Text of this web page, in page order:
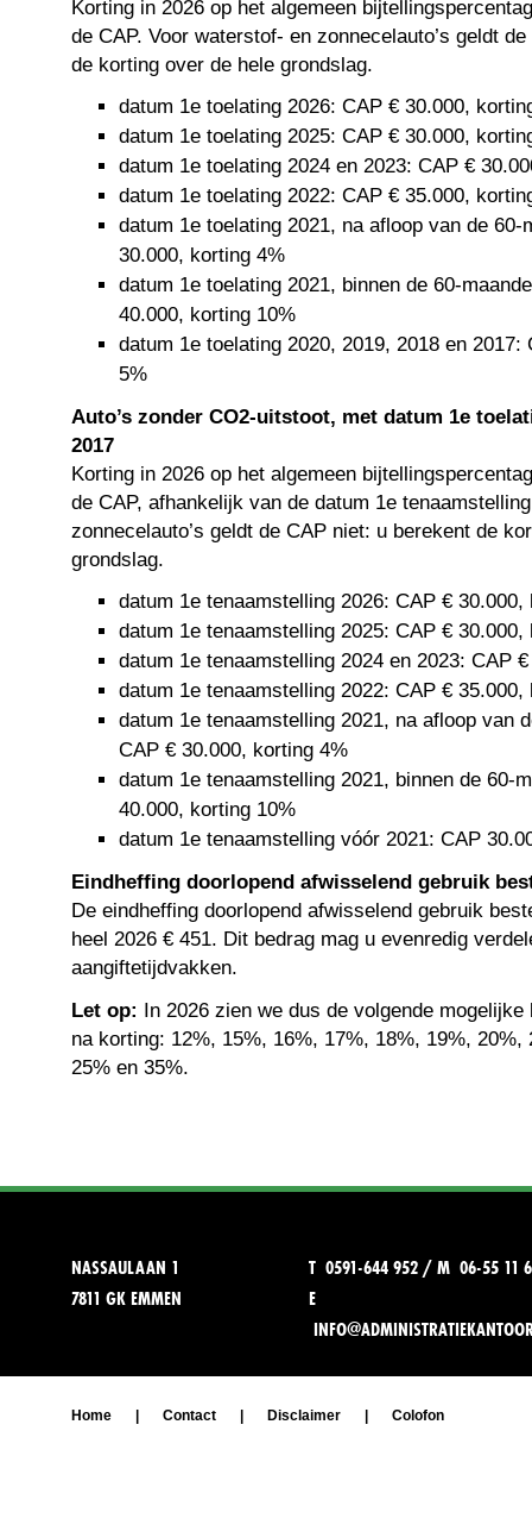
Korting in 2026 op het algemeen
de CAP. Voor waterstof- en zonnecelauto’s geldt
de korting over de hele grondslag.
datum 1e toelating 2026: CAP € 30.000,
datum 1e toelating 2025: CAP € 30.000,
datum 1e toelating 2024 en 2023: CAP €
datum 1e toelating 2022: CAP € 35.000,
datum 1e toelating 2021, na afloop van de 60-
30.000, korting 4%
datum 1e toelating 2021, binnen de 60-
40.000, korting 10%
datum 1e toelating 2020, 2019, 2018 en 2017:
5%
Auto’s zonder CO2-uitstoot, met datum 1e
2017
Korting in 2026 op het algemeen
de CAP, afhankelijk van de datum 1e
zonnecelauto’s geldt de CAP niet: u berekent de
grondslag.
datum 1e tenaamstelling 2026: CAP € 30.000,
datum 1e tenaamstelling 2025: CAP € 30.000,
datum 1e tenaamstelling 2024 en 2023: CAP
datum 1e tenaamstelling 2022: CAP € 35.000,
datum 1e tenaamstelling 2021, na afloop van
CAP € 30.000, korting 4%
datum 1e tenaamstelling 2021, binnen de 60-
40.000, korting 10%
datum 1e tenaamstelling vóór 2021: CAP
Eindheffing doorlopend afwisselend gebruik
De eindheffing doorlopend afwisselend gebruik
heel 2026 € 451. Dit bedrag mag u evenredig
aangiftetijdvakken.
Let op: In 2026 zien we dus de volgende
na korting: 12%, 15%, 16%, 17%, 18%, 19%, 20%,
25% en 35%.
NASSAULAAN 1
7811 GK EMMEN
T 0591-644 952 / M 06-55 11
E
Home Contact Disclaimer Colofon